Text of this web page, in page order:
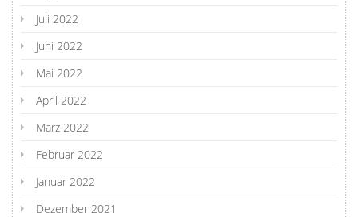
Juli 2022
Juni 2022
Mai 2022
April 2022
März 2022
Februar 2022
Januar 2022
Dezember 2021